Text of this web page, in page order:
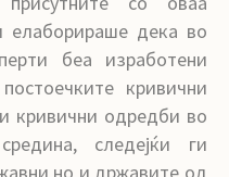
елаборираше дека во
беа изработени
кривични
кривични одредби во
следејќи ги